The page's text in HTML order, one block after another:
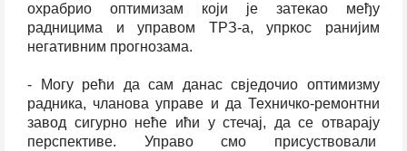
охрабрио оптимизам који је затекао међу
радницима и управом ТРЗ-а, упркос ранијим
негативним прогнозама.
- Могу рећи да сам данас свједочио оптимизму
радника, чланова управе и да Техничко-ремонтни
завод сигурно неће ићи у стечај, да се отварају
перспективе. Управо смо присуствовали